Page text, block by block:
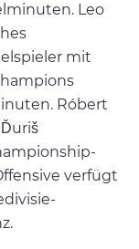
Leo
mit
Róbert
verfügt